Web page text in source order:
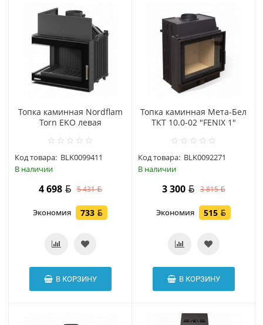
Топка каминная Nordflam
Torn EKO левая
Код товара: BLK0099411
В наличии
4 698 5 431
Экономия 733
В КОРЗИНУ
Топка каминная Мета-Бел
ТКТ 10.0-02 "FENIX 1"
Код товара: BLK0092271
В наличии
3 300 3 815
Экономия 515
В КОРЗИНУ